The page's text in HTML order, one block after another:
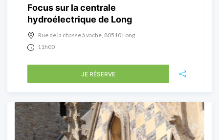
Focus sur la centrale
hydroélectrique de Long
Rue de la chasse à vache, 80510 Long
11h00
JE RÉSERVE